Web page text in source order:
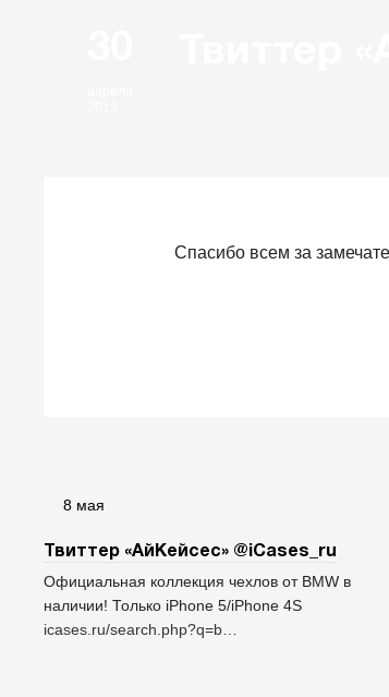
Спасибо всем за
8 мая
Твиттер «АйКейсес» ‏@iCases_ru
Официальная коллекция чехлов от BMW в
наличии! Только iPhone 5/iPhone 4S
icases.ru/search.php?q=b…